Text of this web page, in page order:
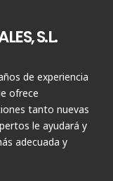
S.L.
de experiencia
ofrece
tanto nuevas
le ayudará y
adecuada y